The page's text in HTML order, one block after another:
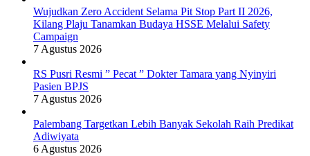
Wujudkan Zero Accident Selama Pit Stop Part II 2026,
Kilang Plaju Tanamkan Budaya HSSE Melalui Safety
Campaign
7 Agustus 2026
RS Pusri Resmi ” Pecat ” Dokter Tamara yang Nyinyiri
Pasien BPJS
7 Agustus 2026
Palembang Targetkan Lebih Banyak Sekolah Raih Predikat
Adiwiyata
6 Agustus 2026